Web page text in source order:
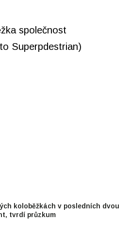
koloběžkách v posledních dvou
tvrdí průzkum